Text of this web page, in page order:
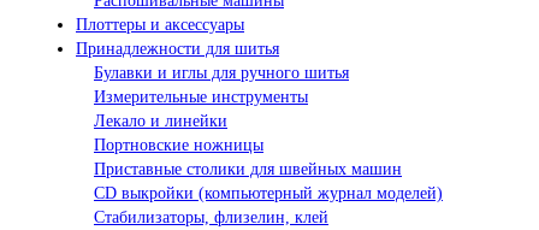
Плоттеры и аксессуары
Принадлежности для шитья
Булавки и иглы для ручного шитья
Измерительные инструменты
Лекало и линейки
Портновские ножницы
Приставные столики для швейных машин
СD выкройки (компьютерный журнал моделей)
Стабилизаторы, флизелин, клей